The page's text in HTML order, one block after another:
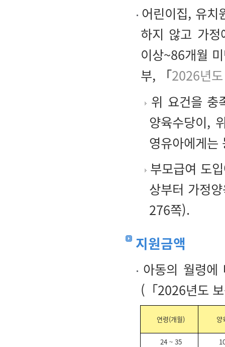
어린이집, 유치
하지 않고 가
이상~86개월
부, 「2026년
위 요건을 충
양육수당이,
영유아에게는
부모급여 도
상부터 가정
276쪽).
지원금액
아동의 월령에
(「2026년도
연령(개월) 양
24 ~ 35